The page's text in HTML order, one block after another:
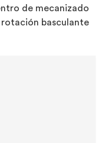
de mecanizado
basculante